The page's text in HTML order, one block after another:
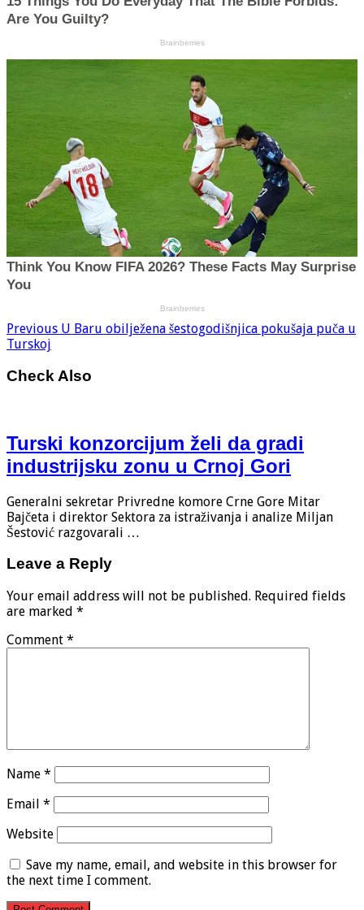
Previous U Baru obilježena šestogodišnjica pokušaja puča u
Turskoj
Check Also
Turski konzorcijum želi da gradi
industrijsku zonu u Crnoj Gori
Generalni sekretar Privredne komore Crne Gore Mitar
Bajčeta i direktor Sektora za istraživanja i analize Miljan
Šestović razgovarali …
Leave a Reply
Your email address will not be published. Required fields
are marked *
Comment *
Name *
Email *
Website
Save my name, email, and website in this browser for
the next time I comment.